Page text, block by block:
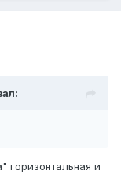
горизонтальная и